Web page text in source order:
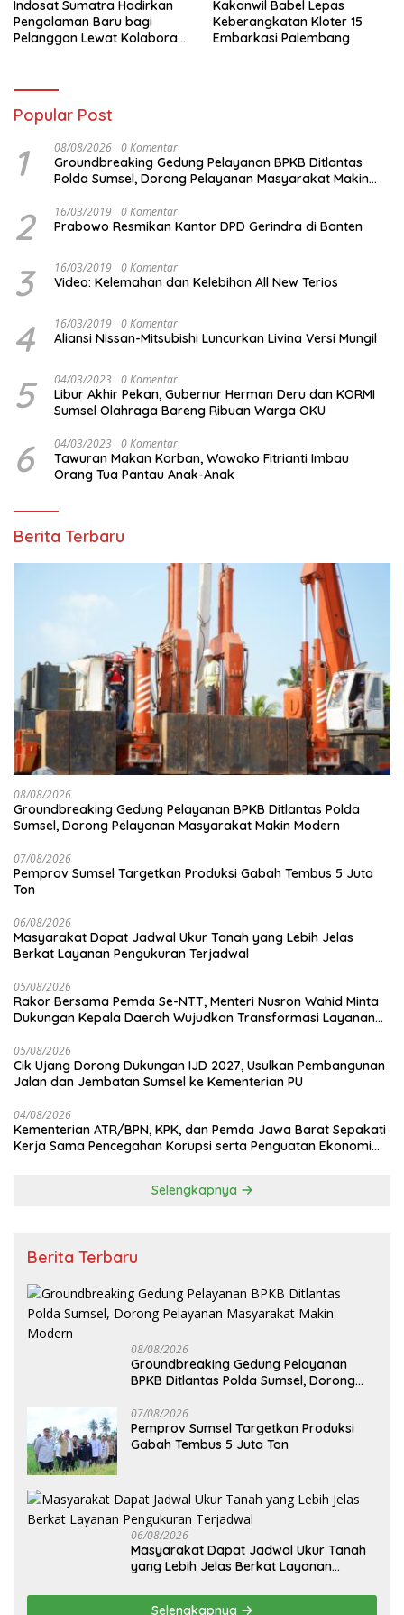
Indosat Sumatra Hadirkan
Pengalaman Baru bagi
Pelanggan Lewat Kolaborasi
Kakanwil Babel Lepas
Keberangkatan Kloter 15
Embarkasi Palembang
Popular Post
1 08/08/2026 0 Komentar
Groundbreaking Gedung Pelayanan BPKB Ditlantas
Polda Sumsel, Dorong Pelayanan Masyarakat Makin
2 16/03/2019 0 Komentar
Prabowo Resmikan Kantor DPD Gerindra di Banten
3 16/03/2019 0 Komentar
Video: Kelemahan dan Kelebihan All New Terios
4 16/03/2019 0 Komentar
Aliansi Nissan-Mitsubishi Luncurkan Livina Versi Mungil
5 04/03/2023 0 Komentar
Libur Akhir Pekan, Gubernur Herman Deru dan KORMI
Sumsel Olahraga Bareng Ribuan Warga OKU
6 04/03/2023 0 Komentar
Tawuran Makan Korban, Wawako Fitrianti Imbau
Orang Tua Pantau Anak-Anak
Berita Terbaru
08/08/2026
Groundbreaking Gedung Pelayanan BPKB Ditlantas Polda
Sumsel, Dorong Pelayanan Masyarakat Makin Modern
07/08/2026
Pemprov Sumsel Targetkan Produksi Gabah Tembus 5 Juta
Ton
06/08/2026
Masyarakat Dapat Jadwal Ukur Tanah yang Lebih Jelas
Berkat Layanan Pengukuran Terjadwal
05/08/2026
Rakor Bersama Pemda Se-NTT, Menteri Nusron Wahid Minta
Dukungan Kepala Daerah Wujudkan Transformasi Layanan
05/08/2026
Cik Ujang Dorong Dukungan IJD 2027, Usulkan Pembangunan
Jalan dan Jembatan Sumsel ke Kementerian PU
04/08/2026
Kementerian ATR/BPN, KPK, dan Pemda Jawa Barat Sepakati
Kerja Sama Pencegahan Korupsi serta Penguatan Ekonomi
Selengkapnya
Berita Terbaru
08/08/2026
Groundbreaking Gedung Pelayanan
BPKB Ditlantas Polda Sumsel, Dorong
07/08/2026
Pemprov Sumsel Targetkan Produksi
Gabah Tembus 5 Juta Ton
06/08/2026
Masyarakat Dapat Jadwal Ukur Tanah
yang Lebih Jelas Berkat Layanan
Selengkapnya